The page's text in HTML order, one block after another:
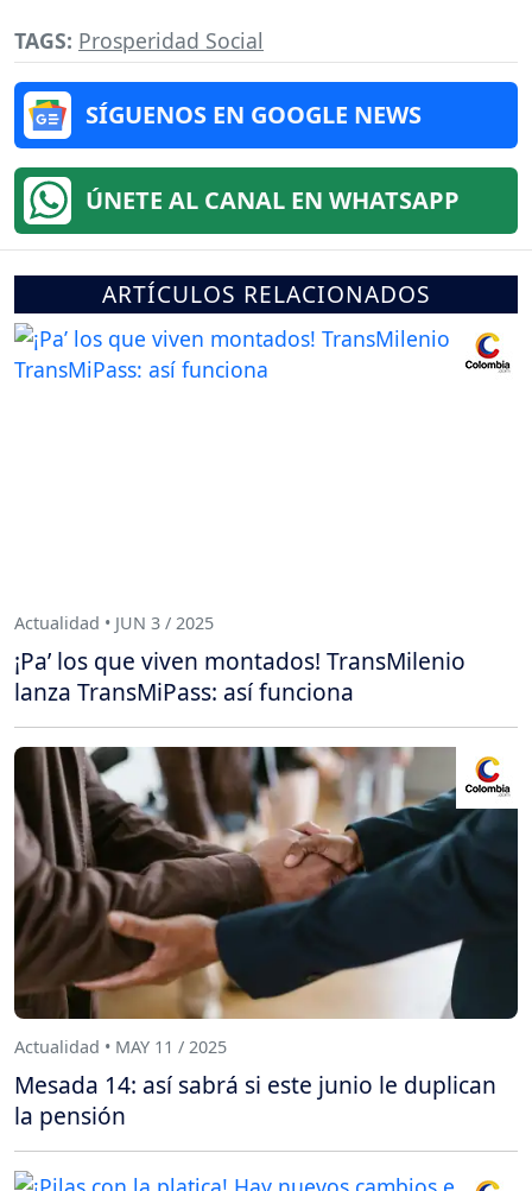
TAGS: Prosperidad Social
SÍGUENOS EN GOOGLE NEWS
ÚNETE AL CANAL EN WHATSAPP
ARTÍCULOS RELACIONADOS
Actualidad • JUN 3 / 2025
¡Pa’ los que viven montados! TransMilenio
lanza TransMiPass: así funciona
Actualidad • MAY 11 / 2025
Mesada 14: así sabrá si este junio le duplican
la pensión